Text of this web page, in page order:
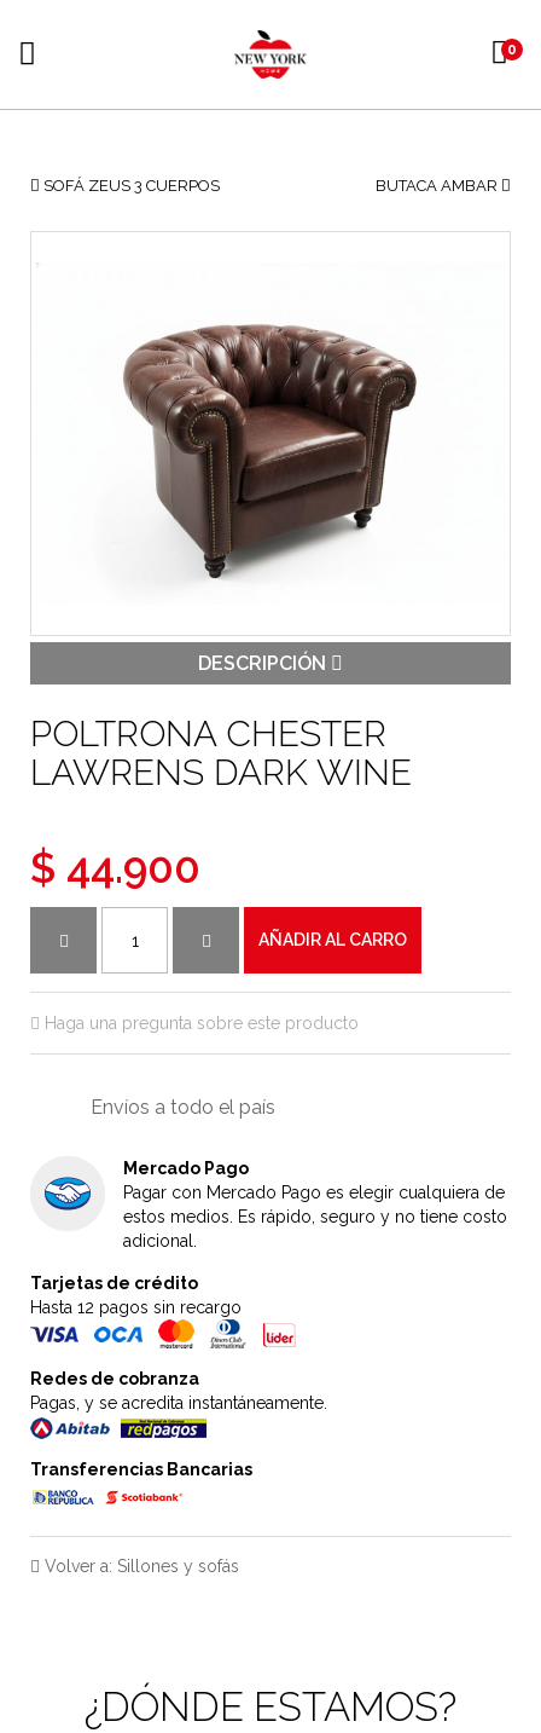
0
SOFÁ ZEUS 3 CUERPOS BUTACA AMBAR
DESCRIPCIÓN
POLTRONA CHESTER
LAWRENS DARK WINE
$ 44.900
AÑADIR AL CARRO
Haga una pregunta sobre este producto
Envíos a todo el país
Mercado Pago
Pagar con Mercado Pago es elegir cualquiera de
estos medios. Es rápido, seguro y no tiene costo
adicional.
Tarjetas de crédito
Hasta 12 pagos sin recargo
Redes de cobranza
Pagas, y se acredita instantáneamente.
Transferencias Bancarias
Volver a: Sillones y sofás
¿DÓNDE ESTAMOS?